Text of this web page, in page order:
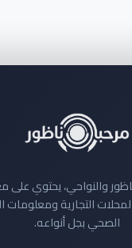
والنواحي، يحتوي
التجارية ومعلومات
الصحي بجل أنواعه.